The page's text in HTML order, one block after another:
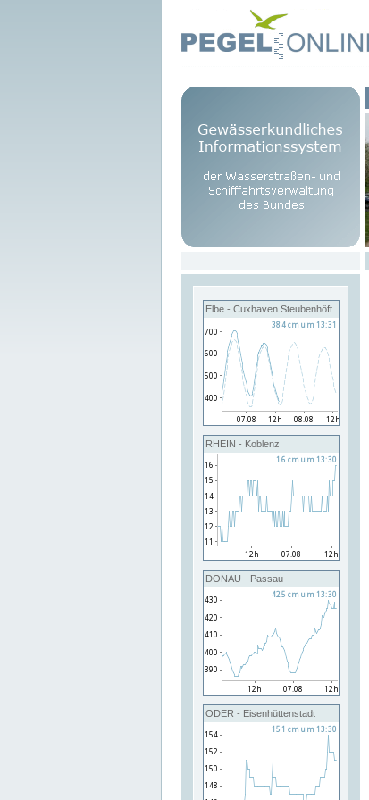
Elbe - Cuxhaven Steubenhöft
RHEIN - Koblenz
DONAU - Passau
ODER - Eisenhüttenstadt